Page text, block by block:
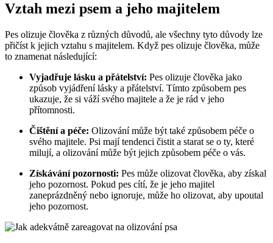
Vztah mezi psem a jeho majitelem
Pes olizuje člověka z různých důvodů, ale všechny tyto důvody lze
přičíst k jejich vztahu s majitelem. Když pes olizuje člověka, může
to znamenat následující:
Vyjadřuje lásku a přátelství: Pes olizuje člověka jako
způsob vyjádření lásky a přátelství. Tímto způsobem pes
ukazuje, že si váží svého majitele a že je rád v jeho
přítomnosti.
Čištění a péče: Olizování může být také způsobem péče o
svého majitele. Psi mají tendenci čistit a starat se o ty, které
milují, a olizování může být jejich způsobem péče o vás.
Získávání pozornosti: Pes může olizovat člověka, aby získal
jeho pozornost. Pokud pes cítí, že je jeho majitel
zaneprázdněný nebo ignoruje, může ho olizovat, aby upoutal
jeho pozornost.